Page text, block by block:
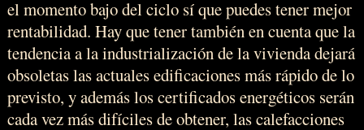
el momento bajo del ciclo sí que puedes tener mejor
rentabilidad. Hay que tener también en cuenta que la
tendencia a la industrialización de la vivienda dejará
obsoletas las actuales edificaciones más rápido de lo
previsto, y además los certificados energéticos serán
cada vez más difíciles de obtener, las calefacciones